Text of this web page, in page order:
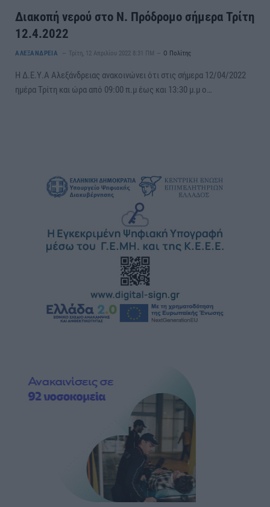
Διακοπή νερού στο Ν. Πρόδρομο σήμερα Τρίτη
12.4.2022
ΑΛΕΞΑΝΔΡΕΙΑ Τρίτη, 12 Απριλίου 2022 8:31 ΠΜ Ο Πολίτης
Η Δ.Ε.Υ.Α Αλεξάνδρειας ανακοινώνει ότι στις σήμερα 12/04/2022
ημέρα Τρίτη και ώρα από 09:00 π.μ έως και 13:30 μ.μ ο…